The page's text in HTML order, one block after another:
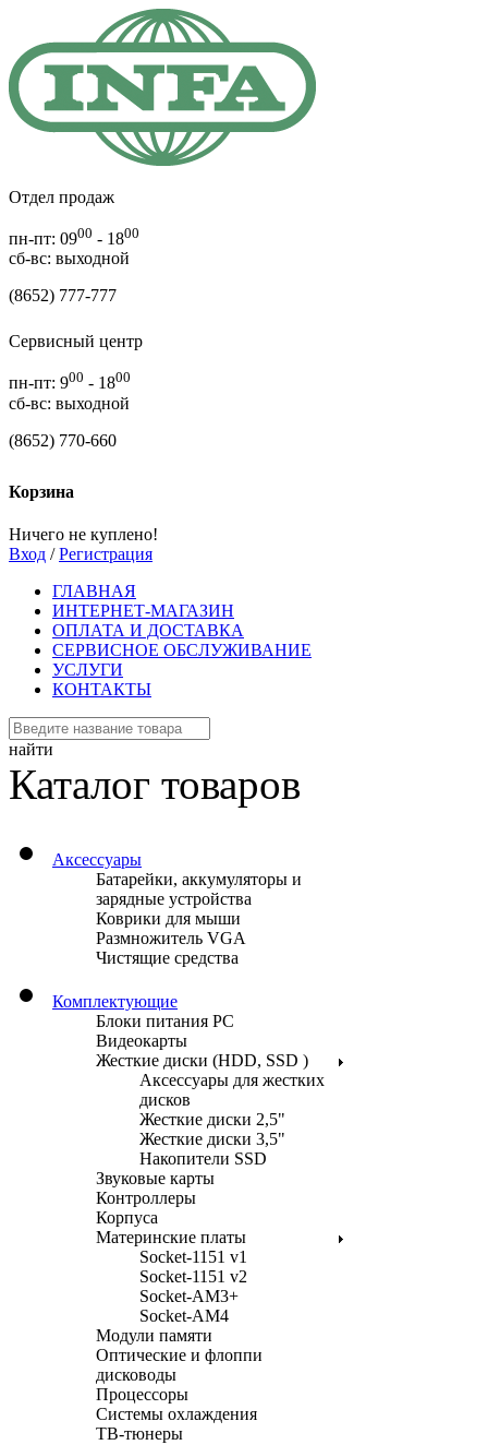
Отдел продаж
пн-пт: 0900 - 1800
cб-вс: выходной
(8652) 777-777
Сервисный центр
пн-пт: 900 - 1800
сб-вс: выходной
(8652) 770-660
Корзина
Ничего не куплено!
Вход /Регистрация
ГЛАВНАЯ
ИНТЕРНЕТ-МАГАЗИН
ОПЛАТА И ДОСТАВКА
СЕРВИСНОЕ ОБСЛУЖИВАНИЕ
УСЛУГИ
КОНТАКТЫ
найти
Каталог товаров
Аксессуары
Батарейки, аккумуляторы и
зарядные устройства
Коврики для мыши
Размножитель VGA
Чистящие средства
Комплектующие
Блоки питания PC
Видеокарты
Жесткие диски (HDD, SSD )
Аксессуары для жестких
дисков
Жесткие диски 2,5"
Жесткие диски 3,5"
Накопители SSD
Звуковые карты
Контроллеры
Корпуса
Материнские платы
Socket-1151 v1
Socket-1151 v2
Socket-AM3+
Socket-AM4
Модули памяти
Оптические и флоппи
дисководы
Процессоры
Системы охлаждения
ТВ-тюнеры